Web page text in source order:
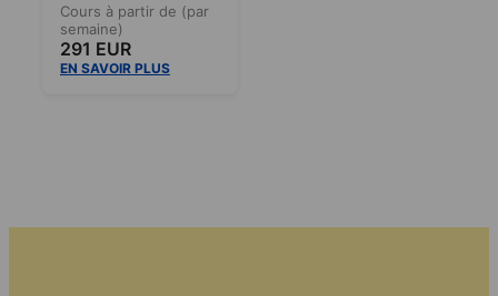
Cours à partir de (par
semaine)
291 EUR
EN SAVOIR PLUS